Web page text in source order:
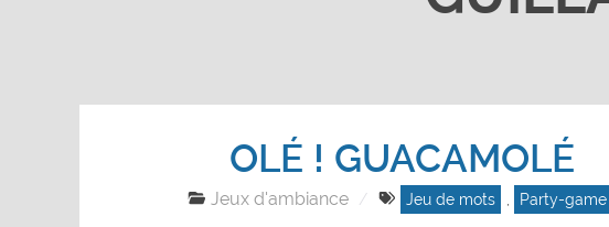
OLÉ ! GUACAMOLÉ
Jeux d'ambiance Jeu de mots Party-game